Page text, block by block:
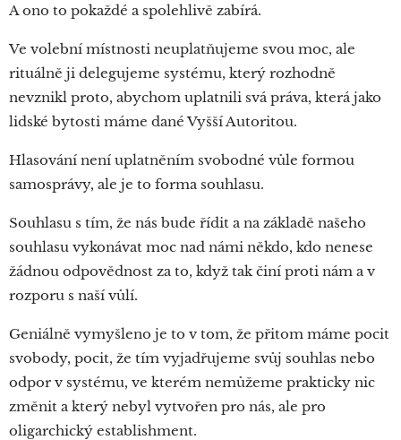
A ono to pokaždé a spolehlivě zabírá.
Ve volební místnosti neuplatňujeme svou moc, ale
rituálně ji delegujeme systému, který rozhodně
nevznikl proto, abychom uplatnili svá práva, která jako
lidské bytosti máme dané Vyšší Autoritou.
Hlasování není uplatněním svobodné vůle formou
samosprávy, ale je to forma souhlasu.
Souhlasu s tím, že nás bude řídit a na základě našeho
souhlasu vykonávat moc nad námi někdo, kdo nenese
žádnou odpovědnost za to, když tak činí proti nám a v
rozporu s naší vůlí.
Geniálně vymyšleno je to v tom, že přitom máme pocit
svobody, pocit, že tím vyjadřujeme svůj souhlas nebo
odpor v systému, ve kterém nemůžeme prakticky nic
změnit a který nebyl vytvořen pro nás, ale pro
oligarchický establishment.